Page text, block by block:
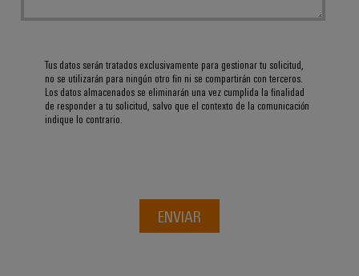
Tus datos serán tratados exclusivamente para gestionar tu solicitud,
no se utilizarán para ningún otro fin ni se compartirán con terceros.
Los datos almacenados se eliminarán una vez cumplida la finalidad
de responder a tu solicitud, salvo que el contexto de la comunicación
indique lo contrario.
ENVIAR